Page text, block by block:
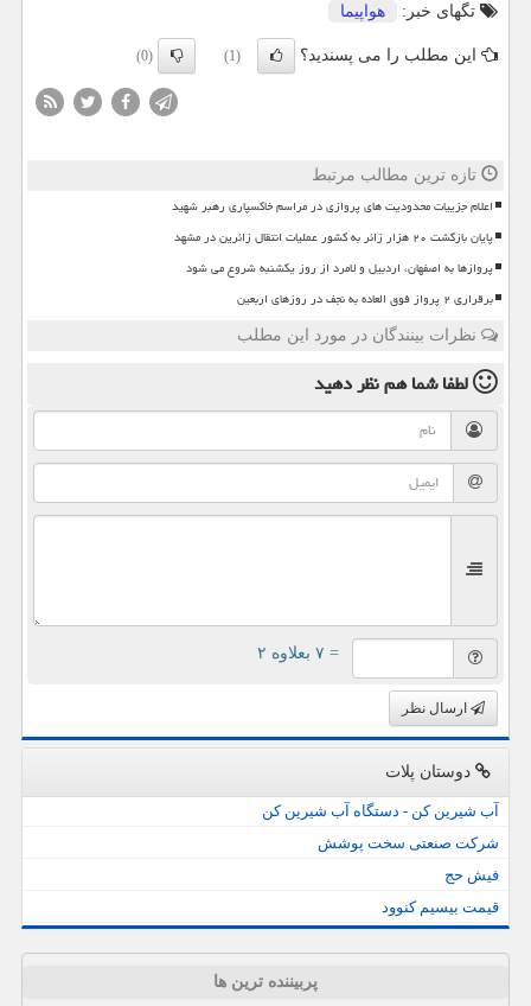
تگهای خبر:
هواپیما
این مطلب را می پسندید؟ (1)
(0)
تازه ترین مطالب مرتبط
اعلام جزییات محدودیت های پروازی در مراسم خاکسپاری رهبر شهید
پایان بازگشت ۲۰ هزار زائر به کشور عملیات انتقال زائرین در مشهد
پروازها به اصفهان، اردبیل و لامرد از روز یکشنبه شروع می شود
برقراری ۲ پرواز فوق العاده به نجف در روزهای اربعین
نظرات بینندگان در مورد این مطلب
لطفا شما همنظر دهید
= ۷ بعلاوه ۲
ارسال نظر
دوستان پلات
آب شیرین کن - دستگاه آب شیرین کن
شرکت صنعتی سخت پوشش
فیش حج
قیمت بیسیم کنوود
پربیننده ترین ها